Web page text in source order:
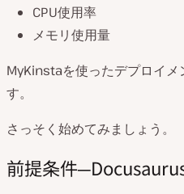
CPU使用率
メモリ使用量
MyKinstaを使ったデプロイメ
す。
さっそく始めてみましょう。
前提条件